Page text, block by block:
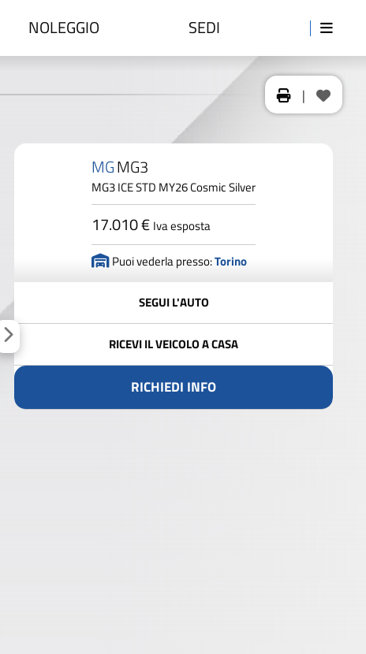
NOLEGGIO SEDI
|
MGMG3
MG3 ICE STD MY26 Cosmic Silver
17.010 € Iva esposta
Puoi vederla presso:Torino
SEGUI L'AUTO
RICEVI IL VEICOLO A CASA
RICHIEDI INFO